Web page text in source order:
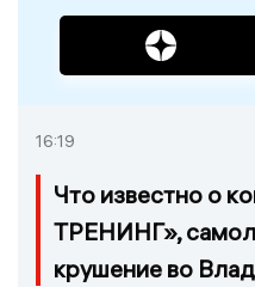
16:19
Что известно о
ТРЕНИНГ»,
крушение во